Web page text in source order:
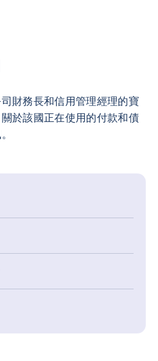
財務長和信用管理經理的寶
於該國正在使用的付款和債